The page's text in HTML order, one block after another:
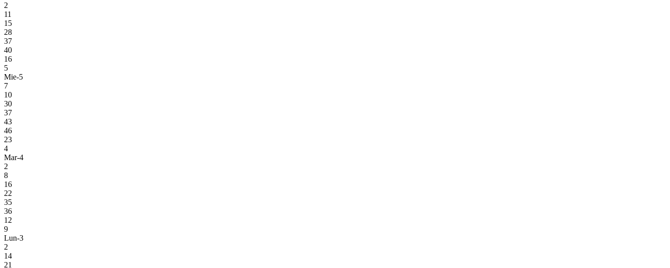
2
11
15
28
37
40
16
5
Mie-5
7
10
30
37
43
46
23
4
Mar-4
2
8
16
22
35
36
12
9
Lun-3
2
14
21